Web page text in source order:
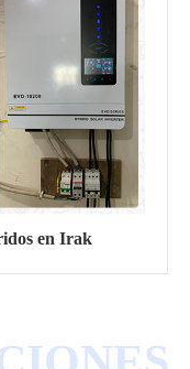
en Irak